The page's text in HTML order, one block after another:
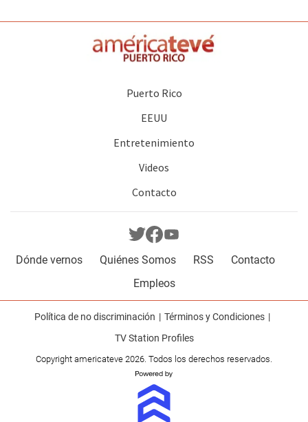
Puerto Rico
EEUU
Entretenimiento
Videos
Contacto
Dónde vernos Quiénes Somos RSS
Contacto
Empleos
Política de no discriminación
Términos y Condiciones
TV Station Profiles
Copyright americateve 2026. Todos los derechos reservados.